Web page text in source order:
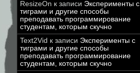
ResizeOn к записи Эксперименты с
тиграми и другие способы
преподавать программирование
студентам, которым скучно
Text2Vid к записи Эксперименты с
тиграми и другие способы
преподавать программирование
студентам, которым скучно